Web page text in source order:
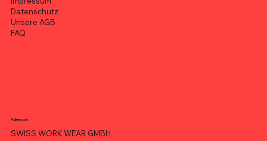
Datenschutz
Unsere AGB
FAQ
Adresse
SWISS WORK WEAR GMBH